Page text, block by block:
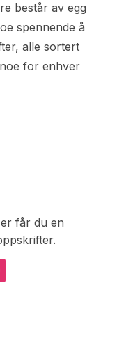
består av egg
spennende å
alle sortert
for enhver
får du en